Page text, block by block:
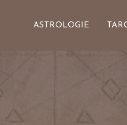
ASTROLOGIE